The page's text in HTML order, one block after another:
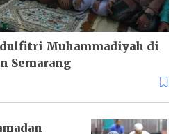
Muhammadiyah di
Semarang